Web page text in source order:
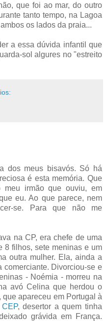
que foi ao mar, do outro
tanto tempo, na Lagoa
os lados da praia...
a essa dúvida infantil que
sol algures no "estreito
dos meus bisavós. Só há
é esta memória. Que
irmão que ouviu, em
eu. Ao que parece, nem
se. Para que não me
na CP, era chefe de uma
8 filhos, sete meninas e um
outra mulher. Ela, ainda a
comerciante. Divorciou-se e
- Noémia - morreu na
avó Celina que herdou o
que apareceu em Portugal à
CEP, desertor a quem tinha
grávida em França.